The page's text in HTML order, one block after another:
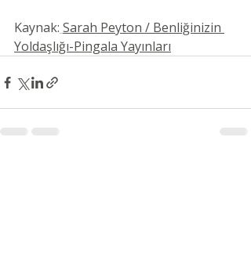
Kaynak: Sarah Peyton / Benliğinizin
Yoldaşlığı-Pingala Yayınları